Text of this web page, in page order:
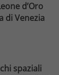
d’Oro
di Venezia
spaziali